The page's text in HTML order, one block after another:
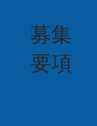
募集
要項